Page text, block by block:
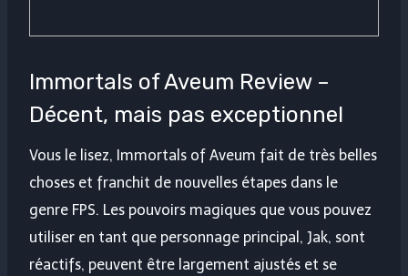
Immortals of Aveum Review –
Décent, mais pas exceptionnel
Vous le lisez, Immortals of Aveum fait de très belles
choses et franchit de nouvelles étapes dans le
genre FPS. Les pouvoirs magiques que vous pouvez
utiliser en tant que personnage principal, Jak, sont
réactifs, peuvent être largement ajustés et se